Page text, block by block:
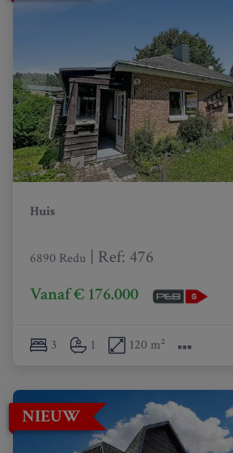
Huis
6890 Redu Ref: 476
Vanaf € 176.000
3 1 120 m²
NIEUW